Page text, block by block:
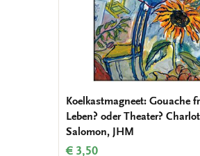
Koelkastmagneet: Gouache
Leben? oder Theater?
Salomon, JHM
€ 3,50